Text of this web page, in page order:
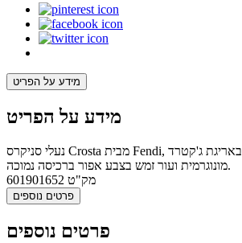
מידע על הפריט
מידע על הפריט
נעלי סניקרס Crosta מבית Fendi, עשויות תערובת כותנה באריגת ג'קטרד
מונוגרמית ועור זמש בצבע אפור ברכיסה נמוכה.
מק"ט 601901652
פרטים נוספים
פרטים נוספים